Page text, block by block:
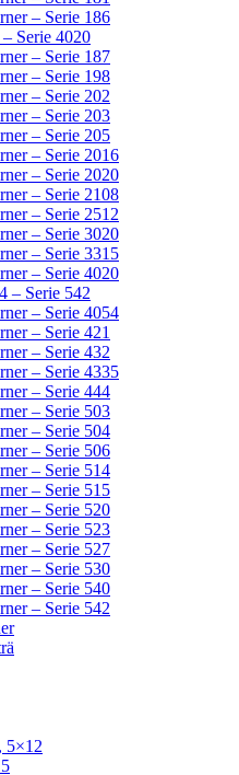
– Serie 186
Serie 4020
– Serie 187
– Serie 198
– Serie 202
– Serie 203
– Serie 205
– Serie 2016
– Serie 2020
– Serie 2108
– Serie 2512
– Serie 3020
– Serie 3315
– Serie 4020
– Serie 542
– Serie 4054
– Serie 421
– Serie 432
– Serie 4335
– Serie 444
– Serie 503
– Serie 504
– Serie 506
– Serie 514
– Serie 515
– Serie 520
– Serie 523
– Serie 527
– Serie 530
– Serie 540
– Serie 542
5×12